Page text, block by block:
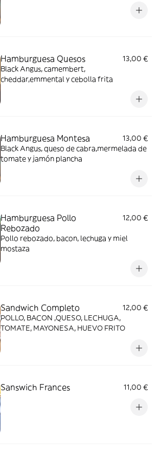
Hamburguesa Quesos
13,00 €
Black Angus, camembert,
cheddar,emmental y cebolla frita
Hamburguesa Montesa
13,00 €
Black Angus, queso de cabra,mermelada de
tomate y jamón plancha
Hamburguesa Pollo
Rebozado
12,00 €
Pollo rebozado, bacon, lechuga y miel
mostaza
Sandwich Completo
12,00 €
POLLO, BACON ,QUESO, LECHUGA,
TOMATE, MAYONESA, HUEVO FRITO
Sanswich Frances 11,00 €